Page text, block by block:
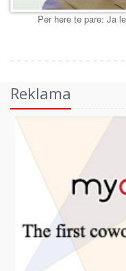
Per here te pare: Ja
Reklama